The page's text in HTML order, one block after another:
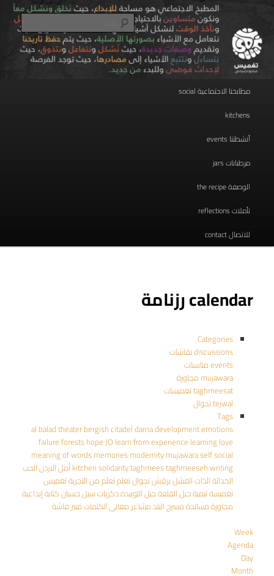
المحتوى
الأساسيtaghmees تغميس
مطبخ اجتماعي
بحث
مطابخنا الاجتماعية social
kitchens
أنشطتنا events
مرطبانات jars
الوصفة the recipe
تأملات reflections
للاتصال contact
calendar رزنامة
Categories
discussions نقاشات
events مناسبات
mujawara مجاورة
taghmeesat تغميسات
tejwal تجوال
Tags
al balad theaterbergishcitadeldarnadevelopmentemotions
failureforestshopeJO learn from experience learninglove
meaning of wordsmemoriesmodernitymujawaraselfsocial
kitchensolidaritytaghmeestaghmeesehwriting أملالاردنالحب
الحداثةالذاتالفشلبرقشتجوالتعلمتعلم من التجربةتغميس
تغميسةتنميةجبل القلعةجبل اللويبدةذكرياتسيل حسبانكتابة إبداعية
مجاورةمساندةمسرح البلدمشاعر معاني الكلماتمنير فاشة
Week
Agenda
Day
Month